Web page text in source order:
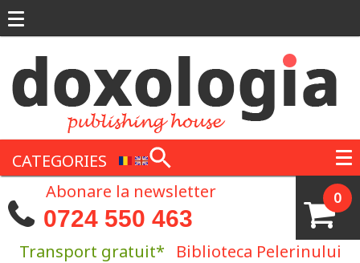
CATEGORIES
0
Abonare la newsletter
0724 550 463
Transport gratuit* Biblioteca Pelerinului